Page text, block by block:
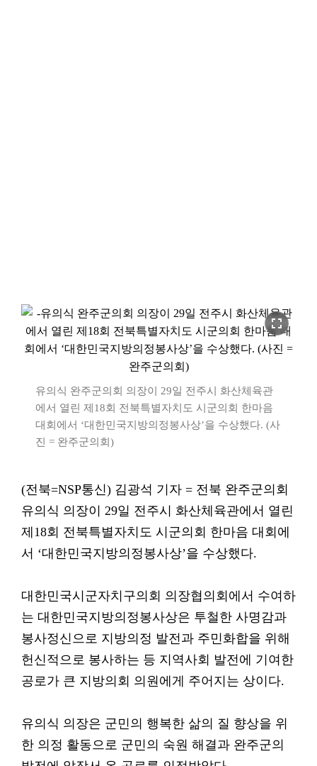
fullscreen
유의식 완주군의회 의장이 29일 전주시 화산체육관
에서 열린 제18회 전북특별자치도 시군의회 한마음
대회에서 ‘대한민국지방의정봉사상’을 수상했다. (사
진 = 완주군의회)
(전북=NSP통신) 김광석 기자 = 전북 완주군의회
유의식 의장이 29일 전주시 화산체육관에서 열린
제18회 전북특별자치도 시군의회 한마음 대회에
서 ‘대한민국지방의정봉사상’을 수상했다.
대한민국시군자치구의회 의장협의회에서 수여하
는 대한민국지방의정봉사상은 투철한 사명감과
봉사정신으로 지방의정 발전과 주민화합을 위해
헌신적으로 봉사하는 등 지역사회 발전에 기여한
공로가 큰 지방의회 의원에게 주어지는 상이다.
유의식 의장은 군민의 행복한 삶의 질 향상을 위
한 의정 활동으로 군민의 숙원 해결과 완주군의